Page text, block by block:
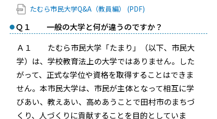
たむら市民大学Q&A（教員編） (PDF)
Ｑ１ 一般の大学と何が違うのですか？
Ａ１ たむら市民大学「たまり」（以下、市民大
学）は、学校教育法上の大学ではありません。した
がって、正式な学位や資格を取得することはできま
せん。本市民大学は、市民が主体となって相互に学
びあい、教えあい、高めあうことで田村市のまちづ
くり、人づくりに貢献することを目的としていま